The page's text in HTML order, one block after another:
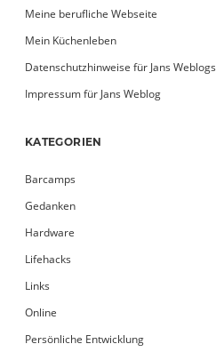
Meine berufliche Webseite
Mein Küchenleben
Datenschutzhinweise für Jans Weblogs
Impressum für Jans Weblog
KATEGORIEN
Barcamps
Gedanken
Hardware
Lifehacks
Links
Online
Persönliche Entwicklung